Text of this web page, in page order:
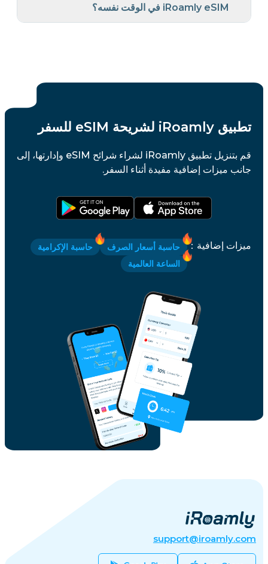
iRoamly eSIM في الوقت نفسه؟
تطبيق iRoamly لشريحة eSIM للسفر
قم بتنزيل تطبيق iRoamly لشراء شرائح eSIM وإدارتها، إلى
جانب ميزات إضافية مفيدة أثناء السفر.
ميزات إضافية ： حاسبة أسعار الصرف
حاسبة الإكرامية
الساعة العالمية
support@iroamly.com